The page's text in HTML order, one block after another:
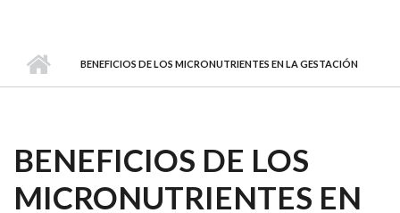
BENEFICIOS DE LOS MICRONUTRIENTES EN LA GESTACIÓN
BENEFICIOS DE LOS
MICRONUTRIENTES EN